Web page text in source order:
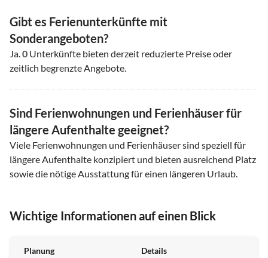
Gibt es Ferienunterkünfte mit
Sonderangeboten?
Ja. 0 Unterkünfte bieten derzeit reduzierte Preise oder
zeitlich begrenzte Angebote.
Sind Ferienwohnungen und Ferienhäuser für
längere Aufenthalte geeignet?
Viele Ferienwohnungen und Ferienhäuser sind speziell für
längere Aufenthalte konzipiert und bieten ausreichend Platz
sowie die nötige Ausstattung für einen längeren Urlaub.
Wichtige Informationen auf einen Blick
Planung Details